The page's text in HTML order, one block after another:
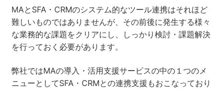
MAとSFA・CRMのシステム的なツール連携はそれほど
難しいものではありませんが、その前後に発生する様々
な業務的な課題をクリアにし、しっかり検討・課題解決
を行っておく必要があります。
弊社ではMAの導入・活用支援サービスの中の１つのメ
ニューとしてSFA・CRMとの連携支援もおこなっており